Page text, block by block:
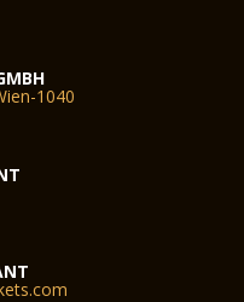
1040